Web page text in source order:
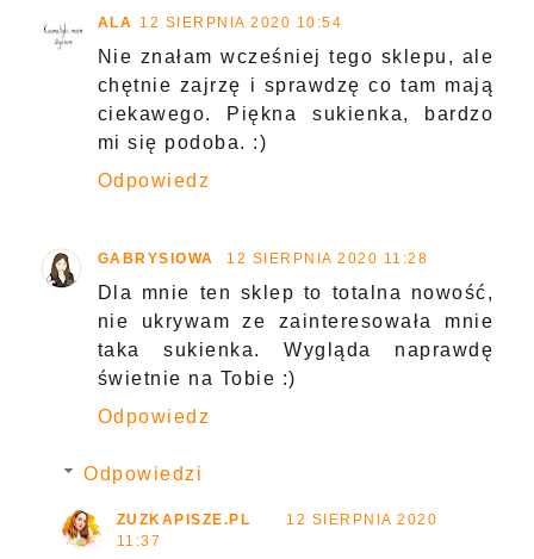
ALA 12 SIERPNIA 2020 10:54
Nie znałam wcześniej tego sklepu, ale
chętnie zajrzę i sprawdzę co tam mają
ciekawego. Piękna sukienka, bardzo
mi się podoba. :)
Odpowiedz
GABRYSIOWA 12 SIERPNIA 2020 11:28
Dla mnie ten sklep to totalna nowość,
nie ukrywam ze zainteresowała mnie
taka sukienka. Wygląda naprawdę
świetnie na Tobie :)
Odpowiedz
Odpowiedzi
ZUZKAPISZE.PL
12 SIERPNIA 2020
11:37